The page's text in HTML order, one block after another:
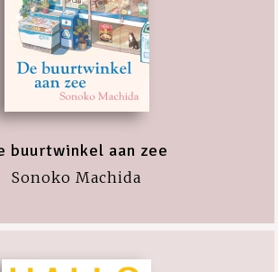
buurtwinkel aan zee
Sonoko Machida